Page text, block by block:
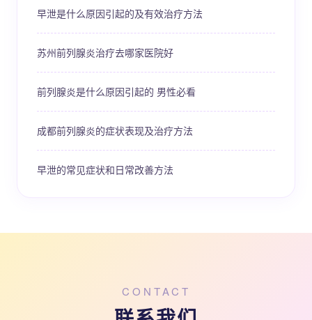
早泄是什么原因引起的及有效治疗方法
苏州前列腺炎治疗去哪家医院好
前列腺炎是什么原因引起的 男性必看
成都前列腺炎的症状表现及治疗方法
早泄的常见症状和日常改善方法
CONTACT